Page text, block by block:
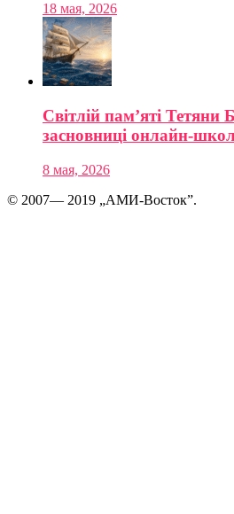
18 мая, 2026
Світлій пам’яті Тетяни
засновниці онлайн-
8 мая, 2026
© 2007— 2019 „АМИ-Восток”.